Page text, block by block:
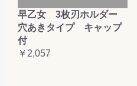
早乙女 3枚刃ホルダー
穴あきタイプ キャップ
付
￥2,057